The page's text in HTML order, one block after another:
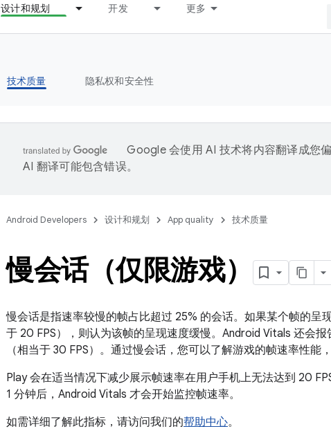
设计和规划 开发 更多
技术质量 隐私权和安全性
Google 会使用 AI 技术将内容翻译成您偏
AI 翻译可能包含错误。
Android Developers 设计和规划 App quality 技术质量
慢会话（仅限游戏）
慢会话是指速率较慢的帧占比超过 25% 的会话。如果某个帧的呈
于 20 FPS），则认为该帧的呈现速度缓慢。Android Vitals 还会
（相当于 30 FPS）。通过慢会话，您可以了解游戏的帧速率性能
Play 会在适当情况下减少展示帧速率在用户手机上无法达到 20
1 分钟后，Android Vitals 才会开始监控帧速率。
如需详细了解此指标，请访问我们的帮助中心。